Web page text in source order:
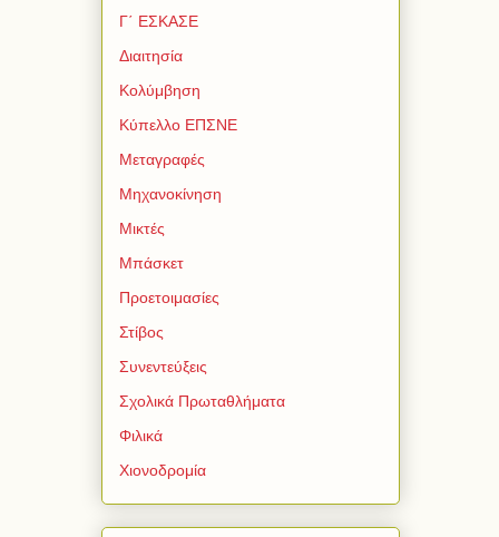
Γ΄ ΕΣΚΑΣΕ
Διαιτησία
Κολύμβηση
Κύπελλο ΕΠΣΝΕ
Μεταγραφές
Μηχανοκίνηση
Μικτές
Μπάσκετ
Προετοιμασίες
Στίβος
Συνεντεύξεις
Σχολικά Πρωταθλήματα
Φιλικά
Χιονοδρομία